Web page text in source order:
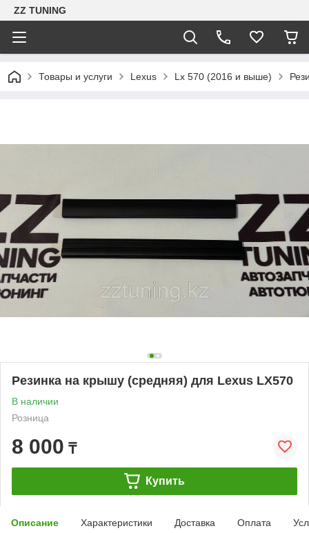
ZZ TUNING
Товары и услуги Lexus Lx 570 (2016 и выше)
Резинка на крышу (средняя) для Lexus LX570
В наличии
Розница
8 000 ₸
Купить
Описание Характеристики Доставка Оплата